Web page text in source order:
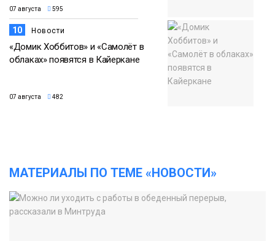
07 августа 595
10 Новости
«Домик Хоббитов» и «Самолёт в
облаках» появятся в Кайеркане
07 августа 482
МАТЕРИАЛЫ ПО ТЕМЕ «НОВОСТИ»